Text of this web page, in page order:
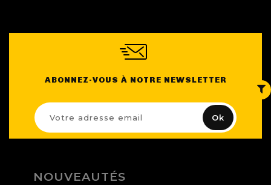
ABONNEZ-VOUS À NOTRE NEWSLETTER
NOUVEAUTÉS